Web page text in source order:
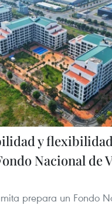
y
Nacional de
prepara un Fondo